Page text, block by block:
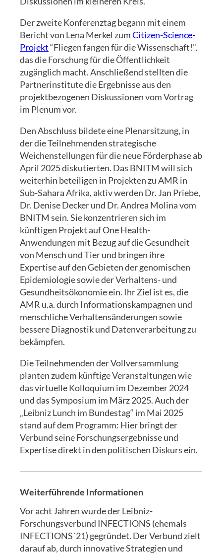
Der zweite Konferenztag begann mit einem
Bericht von Lena Merkel zumCitizen-Science-
Projekt“Fliegen fangen für die Wissenschaft!”,
das die Forschung für die Öffentlichkeit
zugänglich macht. Anschließend stellten die
Partnerinstitute die Ergebnisse aus den
projektbezogenen Diskussionen vom Vortrag
im Plenum vor.
Den Abschluss bildete eine Plenarsitzung, in
der die Teilnehmenden strategische
Weichenstellungen für die neue Förderphase ab
April 2025 diskutierten. Das BNITM will sich
weiterhin beteiligen in Projekten zu AMR in
Sub-Sahara Afrika, aktiv werden Dr. Jan Priebe,
Dr. Denise Decker und Dr. Andrea Molina vom
BNITM sein. Sie konzentrieren sich im
künftigen Projekt auf One Health-
Anwendungen mit Bezug auf die Gesundheit
von Mensch und Tier und bringen ihre
Expertise auf den Gebieten der genomischen
Epidemiologie sowie der Verhaltens- und
Gesundheitsökonomie ein. Ihr Ziel ist es, die
AMR u.a. durch Informationskampagnen und
menschliche Verhaltensänderungen sowie
bessere Diagnostik und Datenverarbeitung zu
bekämpfen.
Die Teilnehmenden der Vollversammlung
planten zudem künftige Veranstaltungen wie
das virtuelle Kolloquium im Dezember 2024
und das Symposium im März 2025. Auch der
„Leibniz Lunch im Bundestag“ im Mai 2025
stand auf dem Programm: Hier bringt der
Verbund seine Forschungsergebnisse und
Expertise direkt in den politischen Diskurs ein.
Weiterführende Informationen
Vor acht Jahren wurde der Leibniz-
Forschungsverbund INFECTIONS (ehemals
INFECTIONS´21) gegründet. Der Verbund zielt
darauf ab, durch innovative Strategien und